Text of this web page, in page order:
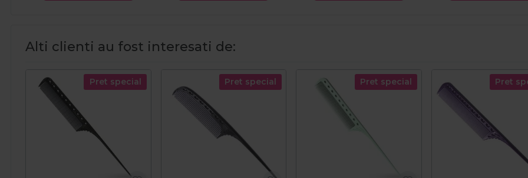
Alti clienti au fost interesati de:
Pret special Pret special Pret special Pret